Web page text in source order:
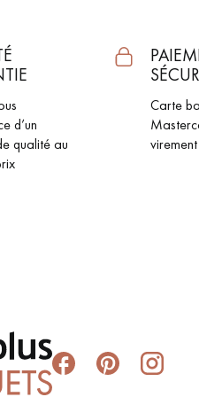
d’un
qualité au
Carte